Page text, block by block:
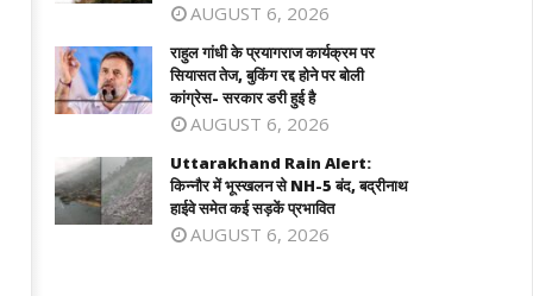
AUGUST 6, 2026
राहुल गांधी के प्रयागराज कार्यक्रम पर
सियासत तेज, बुकिंग रद्द होने पर बोली
कांग्रेस- सरकार डरी हुई है
AUGUST 6, 2026
Uttarakhand Rain Alert:
किन्नौर में भूस्खलन से NH-5 बंद, बद्रीनाथ
हाईवे समेत कई सड़कें प्रभावित
AUGUST 6, 2026